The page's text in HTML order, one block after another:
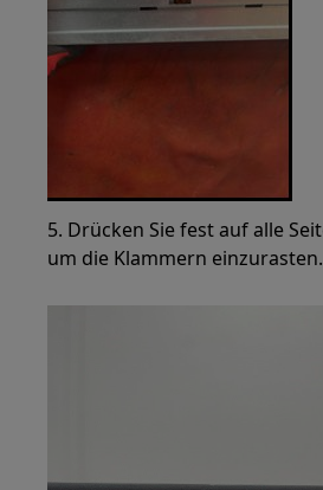
5. Drücken Sie fest auf alle
um die Klammern einzurasten.